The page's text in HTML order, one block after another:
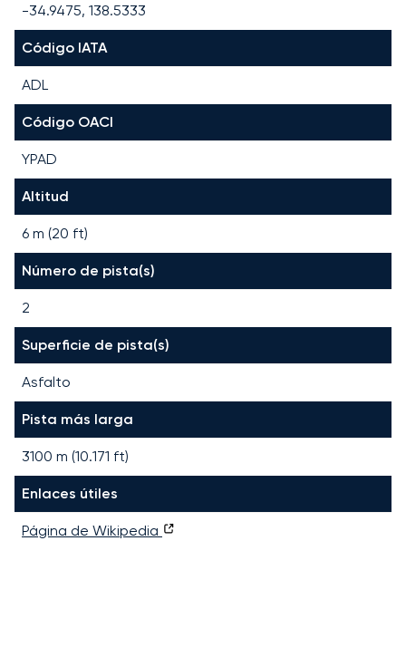
-34.9475, 138.5333
Código IATA
ADL
Código OACI
YPAD
Altitud
6 m (20 ft)
Número de pista(s)
2
Superficie de pista(s)
Asfalto
Pista más larga
3100 m (10.171 ft)
Enlaces útiles
Página de Wikipedia